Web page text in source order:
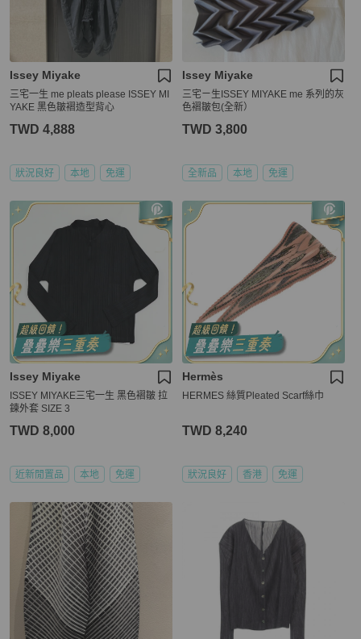
Issey Miyake
三宅一生 me pleats please ISSEY MI
YAKE 黑色皺褶造型背心
TWD 4,888
狀況良好 本地 免運
Issey Miyake
三宅ㄧ生ISSEY MIYAKE me 系列的灰
色褶皺包(全新）
TWD 3,800
全新品 本地 免運
Issey Miyake
ISSEY MIYAKE三宅一生 黑色褶皺 拉
鍊外套 SIZE 3
TWD 8,000
近新閒置品 本地 免運
Hermès
HERMES 絲質Pleated Scarf絲巾
TWD 8,240
狀況良好 香港 免運